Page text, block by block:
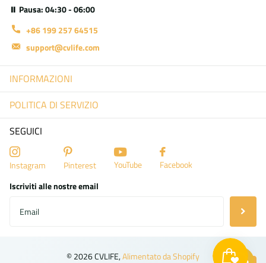
⏸ Pausa: 04:30 - 06:00
+86 199 257 64515
support@cvlife.com
INFORMAZIONI
POLITICA DI SERVIZIO
SEGUICI
Instagram Pinterest YouTube
Facebook
Iscriviti alle nostre email
©2026CVLIFE,Alimentato da Shopify